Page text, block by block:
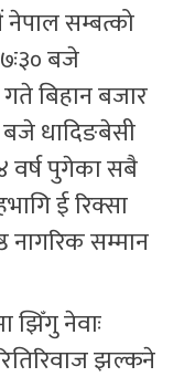
सम्बत्को
बजे
बिहान बजार
बजे धादिङबेसी
वर्ष पुगेका सबै
ई रिक्सा
नागरिक सम्मान
झिँगु नेवाः
झल्कने